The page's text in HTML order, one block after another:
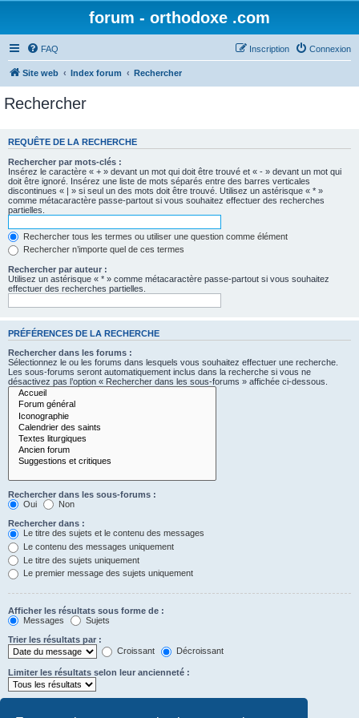
forum - orthodoxe .com
FAQ Connexion
Inscription
Site web Index forum Rechercher
Rechercher
REQUÊTE DE LA RECHERCHE
Rechercher par mots-clés :
Insérez le caractère « + » devant un mot qui doit être trouvé et « - » devant un mot qui
doit être ignoré. Insérez une liste de mots séparés entre des barres verticales
discontinues « | » si seul un des mots doit être trouvé. Utilisez un astérisque « * »
comme métacaractère passe-partout si vous souhaitez effectuer des recherches
partielles.
Rechercher tous les termes ou utiliser une question comme élément
Rechercher n’importe quel de ces termes
Rechercher par auteur :
Utilisez un astérisque « * » comme métacaractère passe-partout si vous souhaitez
effectuer des recherches partielles.
PRÉFÉRENCES DE LA RECHERCHE
Rechercher dans les forums :
Sélectionnez le ou les forums dans lesquels vous souhaitez effectuer une recherche.
Les sous-forums seront automatiquement inclus dans la recherche si vous ne
désactivez pas l’option « Rechercher dans les sous-forums » affichée ci-dessous.
Rechercher dans les sous-forums :
Oui
Non
Rechercher dans :
Le titre des sujets et le contenu des messages
Le contenu des messages uniquement
Le titre des sujets uniquement
Le premier message des sujets uniquement
Afficher les résultats sous forme de :
Messages
Sujets
Trier les résultats par :
Croissant
Décroissant
Limiter les résultats selon leur ancienneté :